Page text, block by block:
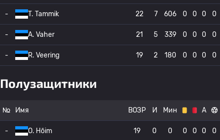
- T. Tammik 22 7 606 0 0 0 0
- A. Vaher 21 5 339 0 0 0 0
- R. Veering 19 2 180 0 0 0 0
Полузащитники
№ Имя ВОЗР И Мин А
- O. Hõim 19 0 0 0 0 0 0